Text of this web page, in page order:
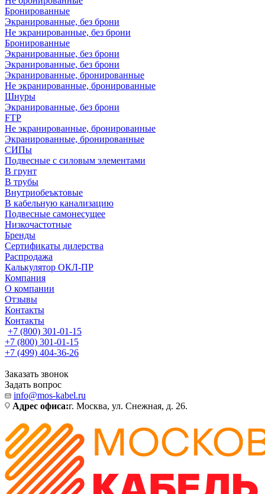
Бронированные
Экранированные, без брони
Не экранированные, без брони
Бронированные
Экранированные, без брони
Экранированные, без брони
Экранированные, бронированные
Не экранированные, бронированные
Шнуры
Экранированные, без брони
FTP
Не экранированные, бронированные
Экранированные, бронированные
СИПы
Подвесные с силовым элементами
В грунт
В трубы
Внутриобеъктовые
В кабельную канализацию
Подвесные самонесущее
Низкочастотные
Бренды
Сертификаты дилерства
Распродажа
Калькулятор ОКЛ-ПР
Компания
О компании
Отзывы
Контакты
Контакты
+7 (800) 301-01-15
+7 (800) 301-01-15
+7 (499) 404-36-26
Заказать звонок
Задать вопрос
info@mos-kabel.ru
Адрес офиса:г. Москва, ул. Снежная, д. 26.